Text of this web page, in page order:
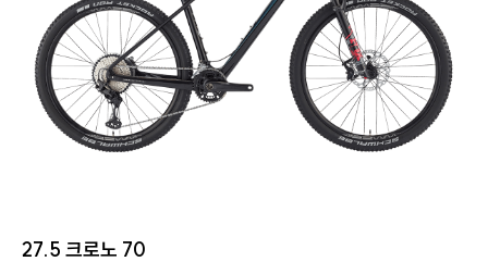
27.5 크로노 70